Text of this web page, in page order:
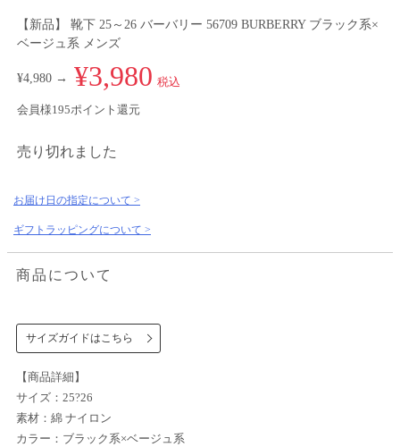
【新品】 靴下 25～26 バーバリー 56709 BURBERRY ブラック系×
ベージュ系 メンズ
¥4,980 → ¥3,980 税込
会員様195ポイント還元
売り切れました
お届け日の指定について >
ギフトラッピングについて >
商品について
サイズガイドはこちら
【商品詳細】
サイズ：25?26
素材：綿 ナイロン
カラー：ブラック系×ベージュ系